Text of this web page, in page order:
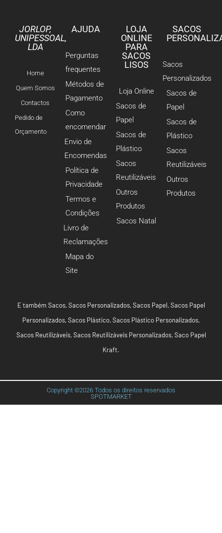
JORLOP,
UNIPESSOAL,
LDA
Home
Quem Somos
Contactos
Pedido de
Orçamento
AJUDA
Perguntas
frequentes
Métodos de
Pagamento
Como
encomendar
Envio de
Encomendas
Política de
Privacidade
Termos e
Condições
Livro de
Reclamações
Mapa do
Site
LOJA
ONLINE
PARA
SACOS
LISOS
Loja Online
Sacos de
Papel
Sacos de
Plástico
Sacos
Reutilizáveis
Outros
Produtos
Sacos Natal
SACOS
Sacos
Personalizados
Sacos de
Papel
Sacos de
Plástico
Sacos
Reutilizáveis
Outros
Produtos
E também Sacos,Sacos Personalizados,Sacos Papel,Sacos Papel
Personalizados,Sacos Plástico,Sacos Plástico Personalizados,
Sacos Reutilizáveis,Sacos Reutilizáveis Personalizados,Saco Papel
Kraft.
Copyright ©2026 Todos os direitos reservados
SPOTMARKET